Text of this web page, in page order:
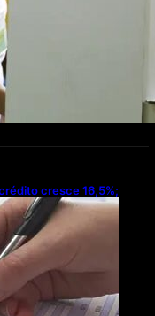
cresce 16,5%;
entre estados